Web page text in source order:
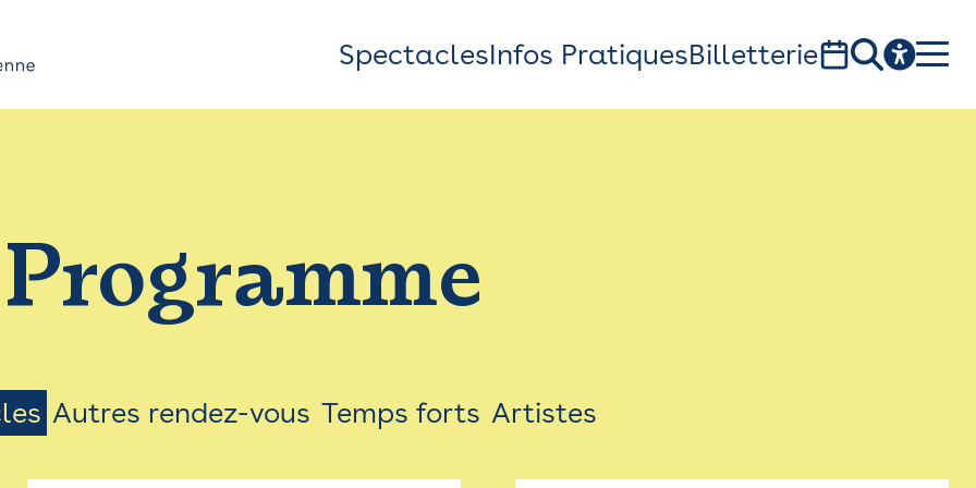
Top
Bar
Menu
SpectaclesInfos PratiquesBilletterie
1, av. du Chateau d'eau - 31300 Toulouse
Programme
Autres rendez-vous Temps forts Artistes